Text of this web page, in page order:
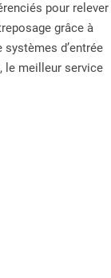
pour relever
grâce à
d’entrée
le meilleur service